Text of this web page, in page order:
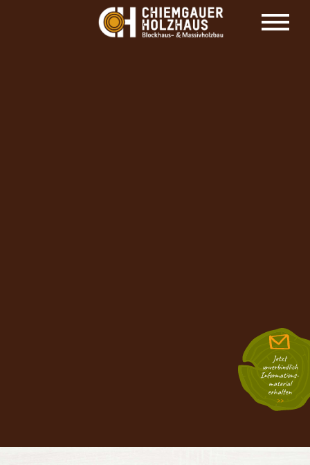
HOLZHAUS HERSTELLER CHIEMGAUER
HOLZHAUS
Jetzt
unverbindlich
Informations­
material
erhalten